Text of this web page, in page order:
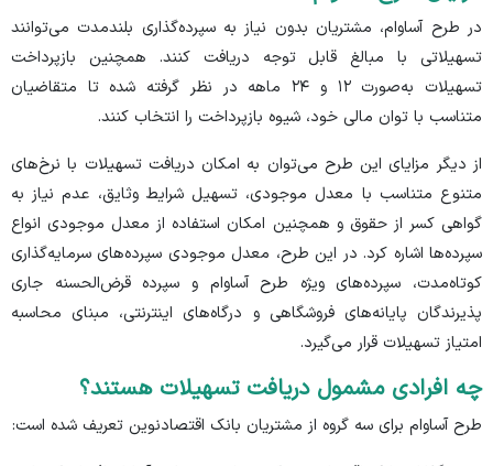
در طرح آساوام، مشتریان بدون نیاز به سپرده‌گذاری بلندمدت می‌توانند
تسهیلاتی با مبالغ قابل توجه دریافت کنند. همچنین بازپرداخت
تسهیلات به‌صورت ۱۲ و ۲۴ ماهه در نظر گرفته شده تا متقاضیان
متناسب با توان مالی خود، شیوه بازپرداخت را انتخاب کنند.
از دیگر مزایای این طرح می‌توان به امکان دریافت تسهیلات با نرخ‌های
متنوع متناسب با معدل موجودی، تسهیل شرایط وثایق، عدم نیاز به
گواهی کسر از حقوق و همچنین امکان استفاده از معدل موجودی انواع
سپرده‌ها اشاره کرد. در این طرح، معدل موجودی سپرده‌های سرمایه‌گذاری
کوتاه‌مدت، سپرده‌های ویژه طرح آساوام و سپرده قرض‌الحسنه جاری
پذیرندگان پایانه‌های فروشگاهی و درگاه‌های اینترنتی، مبنای محاسبه
امتیاز تسهیلات قرار می‌گیرد.
چه افرادی مشمول دریافت تسهیلات هستند؟
طرح آساوام برای سه گروه از مشتریان بانک اقتصادنوین تعریف شده است: